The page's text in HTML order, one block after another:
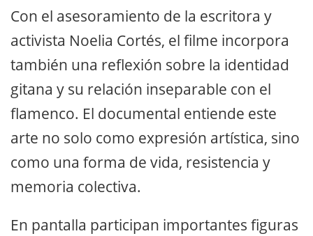
Con el asesoramiento de la escritora y
activista Noelia Cortés, el filme incorpora
también una reflexión sobre la identidad
gitana y su relación inseparable con el
flamenco. El documental entiende este
arte no solo como expresión artística, sino
como una forma de vida, resistencia y
memoria colectiva.
En pantalla participan importantes figuras